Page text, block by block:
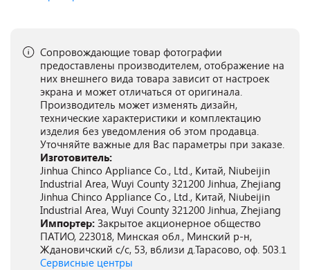
Сопровождающие товар фотографии
предоставлены производителем, отображение на
них внешнего вида товара зависит от настроек
экрана и может отличаться от оригинала.
Производитель может изменять дизайн,
технические характеристики и комплектацию
изделия без уведомления об этом продавца.
Уточняйте важные для Вас параметры при заказе.
Изготовитель:
Jinhua Chinco Appliance Co., Ltd., Китай, Niubeijin
Industrial Area, Wuyi County 321200 Jinhua, Zhejiang
Jinhua Chinco Appliance Co., Ltd., Китай, Niubeijin
Industrial Area, Wuyi County 321200 Jinhua, Zhejiang
Импортер: Закрытое акционерное общество
ПАТИО, 223018, Минская обл., Минский р-н,
Ждановичский с/с, 53, вблизи д.Тарасово, оф. 503.1
Сервисные центры